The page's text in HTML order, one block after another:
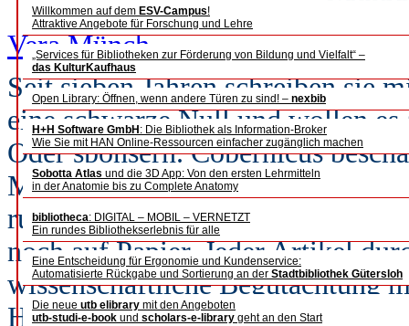
Willkommen auf dem ESV-Campus!
Attraktive Angebote für Forschung und Lehre
„Services für Bibliotheken zur Förderung von Bildung und Vielfalt“ –
das KulturKaufhaus
Open Library: Öffnen, wenn andere Türen zu sind! – nexbib
H+H Software GmbH : Die Bibliothek als Information-Broker
Wie Sie mit HAN Online-Ressourcen einfacher zugänglich machen
Sobotta Atlas und die 3D App: Von den ersten Lehrmitteln
in der Anatomie bis zu Complete Anatomy
bibliotheca: DIGITAL – MOBIL – VERNETZT
Ein rundes Bibliothekserlebnis für alle
Eine Entscheidung für Ergonomie und Kundenservice:
Automatisierte Rückgabe und Sortierung an der Stadtbibliothek Gütersloh
Die neue utb elibrary mit den Angeboten
utb-studi-e-book und scholars-e-library geht an den Start
Vera Münch
Seit sieben Jahren schreiben sie
eine schwarze Null und wollen
Oder sponsern. Copernicus
Mitarbeiter. Der
rund 150 Ländern werden in
noch auf Papier. Jeder Artikel
wissenschaftliche Begutachtung
Hälfte der Journale besteht